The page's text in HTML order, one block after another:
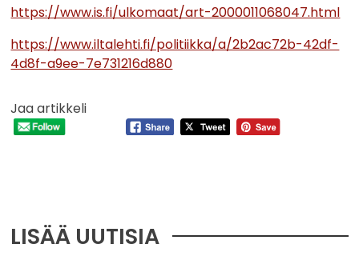
https://www.is.fi/ulkomaat/art-2000011068047.html
https://www.iltalehti.fi/politiikka/a/2b2ac72b-42df-
4d8f-a9ee-7e731216d880
Jaa artikkeli
LISÄÄ UUTISIA